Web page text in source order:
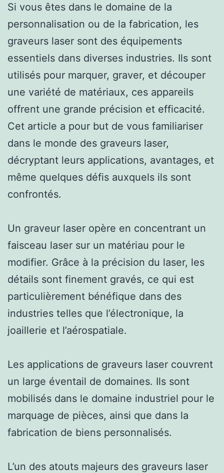
Si vous êtes dans le domaine de la
personnalisation ou de la fabrication, les
graveurs laser sont des équipements
essentiels dans diverses industries. Ils sont
utilisés pour marquer, graver, et découper
une variété de matériaux, ces appareils
offrent une grande précision et efficacité.
Cet article a pour but de vous familiariser
dans le monde des graveurs laser,
décryptant leurs applications, avantages, et
même quelques défis auxquels ils sont
confrontés.
Un graveur laser opère en concentrant un
faisceau laser sur un matériau pour le
modifier. Grâce à la précision du laser, les
détails sont finement gravés, ce qui est
particulièrement bénéfique dans des
industries telles que l’électronique, la
joaillerie et l’aérospatiale.
Les applications de graveurs laser couvrent
un large éventail de domaines. Ils sont
mobilisés dans le domaine industriel pour le
marquage de pièces, ainsi que dans la
fabrication de biens personnalisés.
L’un des atouts majeurs des graveurs laser